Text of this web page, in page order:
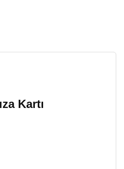
Kartı